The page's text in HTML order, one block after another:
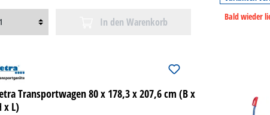
In den Warenkorb
Bald wieder
Transportwagen 80 x 178,3 x 207,6 cm (B x
x L)